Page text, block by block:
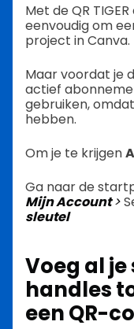
Met de QR
eenvoudig om
project in Canva.
Maar voordat je
actief
gebruiken,
hebben.
Om je te krijgen
Ga naar de
Mijn Account>
sleutel
Voeg al
handles
een QR-